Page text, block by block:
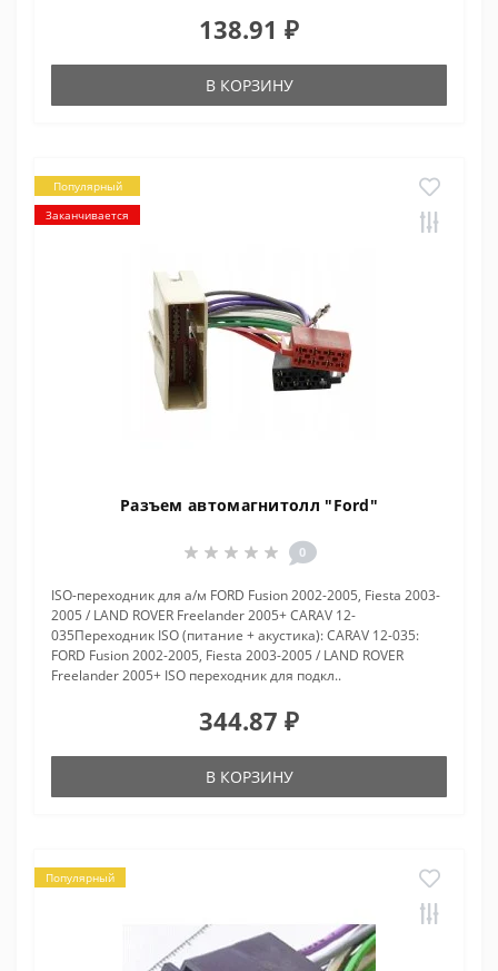
138.91 ₽
В КОРЗИНУ
Популярный
Заканчивается
Разъем автомагнитолл "Ford"
0
ISO-переходник для а/м FORD Fusion 2002-2005, Fiesta 2003-
2005 / LAND ROVER Freelander 2005+ CARAV 12-
035Переходник ISO (питание + акустика): CARAV 12-035:
FORD Fusion 2002-2005, Fiesta 2003-2005 / LAND ROVER
Freelander 2005+ ISO переходник для подкл..
344.87 ₽
В КОРЗИНУ
Популярный